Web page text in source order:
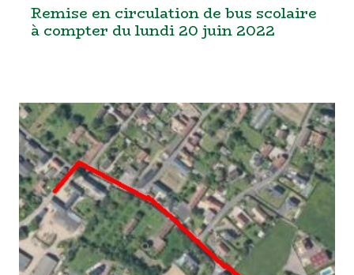
Remise en circulation de bus scolaire
à compter du lundi 20 juin 2022